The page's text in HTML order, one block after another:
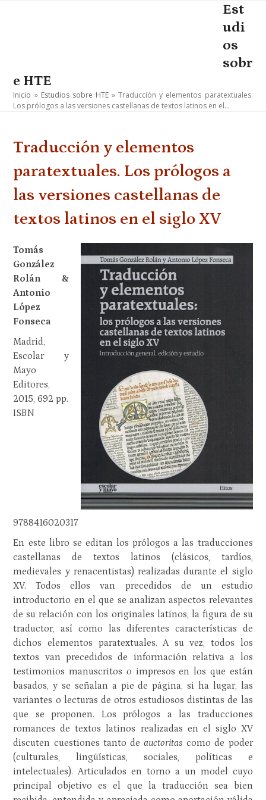
Est
udi
os
sobr
e HTE
Inicio » Estudios sobre HTE»Traducción y elementos paratextuales.
Los prólogos a las versiones castellanas de textos latinos en el…
Traducción y elementos
paratextuales. Los prólogos a
las versiones castellanas de
textos latinos en el siglo XV
Tomás
González
Rolán &
Antonio
López
Fonseca
Madrid,
Escolar y
Mayo
Editores,
2015, 692 pp.
ISBN
9788416020317
En este libro se editan los prólogos a las traducciones
castellanas de textos latinos (clásicos, tardíos,
medievales y renacentistas) realizadas durante el siglo
XV. Todos ellos van precedidos de un estudio
introductorio en el que se analizan aspectos relevantes
de su relación con los originales latinos, la figura de su
traductor, así como las diferentes características de
dichos elementos paratextuales. A su vez, todos los
textos van precedidos de información relativa a los
testimonios manuscritos o impresos en los que están
basados, y se señalan a pie de página, si ha lugar, las
variantes o lecturas de otros estudiosos distintas de las
que se proponen. Los prólogos a las traducciones
romances de textos latinos realizadas en el siglo XV
discuten cuestiones tanto deauctoritas como de poder
(culturales, lingüísticas, sociales, políticas e
intelectuales). Articulados en torno a un model cuyo
principal objetivo es el que la traducción sea bien